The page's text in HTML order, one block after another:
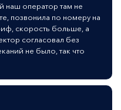
наш оператор там не
позвонила по номеру на
скорость больше, а
согласовал без
не было, так что